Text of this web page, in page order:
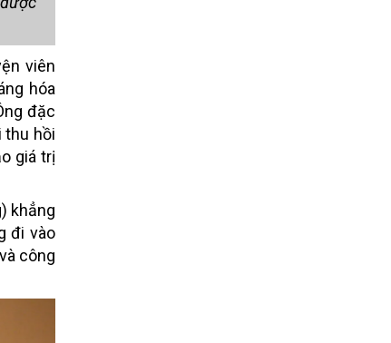
viên
hóa
đặc
thu hồi
giá trị
khẳng
đi vào
công